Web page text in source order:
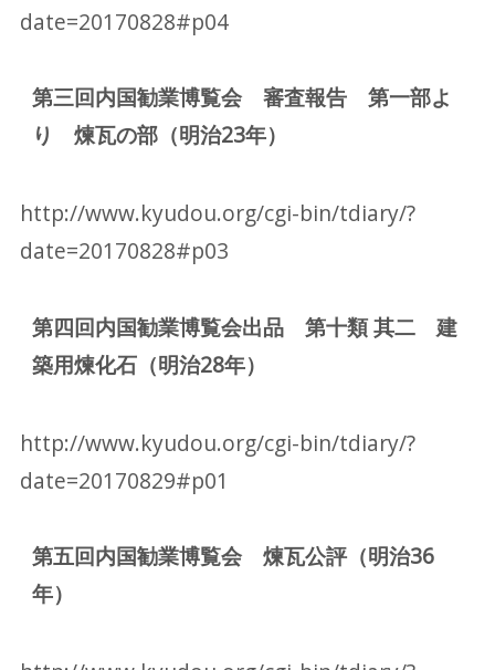
date=20170828#p04
第三回内国勧業博覧会 審査報告 第一部よ
り 煉瓦の部（明治23年）
http://www.kyudou.org/cgi-bin/tdiary/?
date=20170828#p03
第四回内国勧業博覧会出品 第十類 其二 建
築用煉化石（明治28年）
http://www.kyudou.org/cgi-bin/tdiary/?
date=20170829#p01
第五回内国勧業博覧会 煉瓦公評（明治36
年）